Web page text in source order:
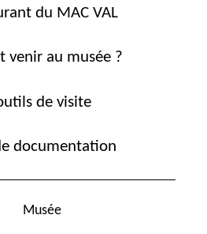
du MAC VAL
venir au musée ?
de visite
documentation
Musée